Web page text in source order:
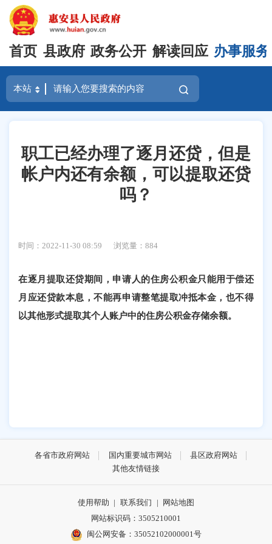
首页 县政府 政务公开 解读回应 办事服务
职工已经办理了逐月还贷，但是
帐户内还有余额，可以提取还贷
吗？
时间：2022-11-30 08:59 浏览量：884
在逐月提取还贷期间，申请人的住房公积金只能用于偿还
月应还贷款本息，不能再申请整笔提取冲抵本金，也不得
以其他形式提取其个人账户中的住房公积金存储余额。
各省市政府网站 国内重要城市网站
县区政府网站
其他友情链接
使用帮助 | 联系我们 | 网站地图
网站标识码：3505210001
闽公网安备：35052102000001号